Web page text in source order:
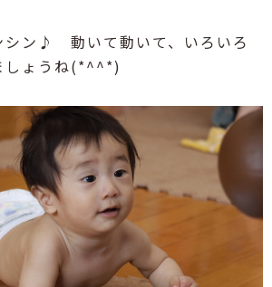
シン♪ 動いて動いて、いろいろ
しょうね(*^^*)